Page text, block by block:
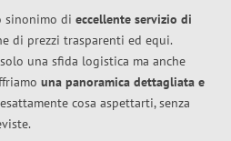
sinonimo di eccellente servizio di
di prezzi trasparenti ed equi.
una sfida logistica ma anche
una panoramica dettagliata e
cosa aspettarti, senza